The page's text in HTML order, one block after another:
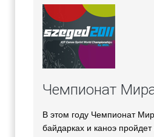
Чемпионат
В этом году Чемпионат
байдарках и каноэ пройдет